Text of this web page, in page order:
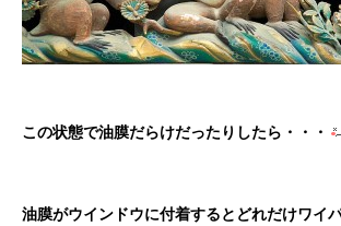
この状態で油膜だらけだったりしたら・・・
油膜がウインドウに付着するとどれだけワイ